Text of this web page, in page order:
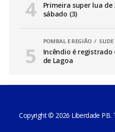
Primeira super lua
sábado (3)
POMBAL E REGIÃO SLIDE
Incêndio é registrado
de Lagoa
Copyright © 2026 Liberdade PB.